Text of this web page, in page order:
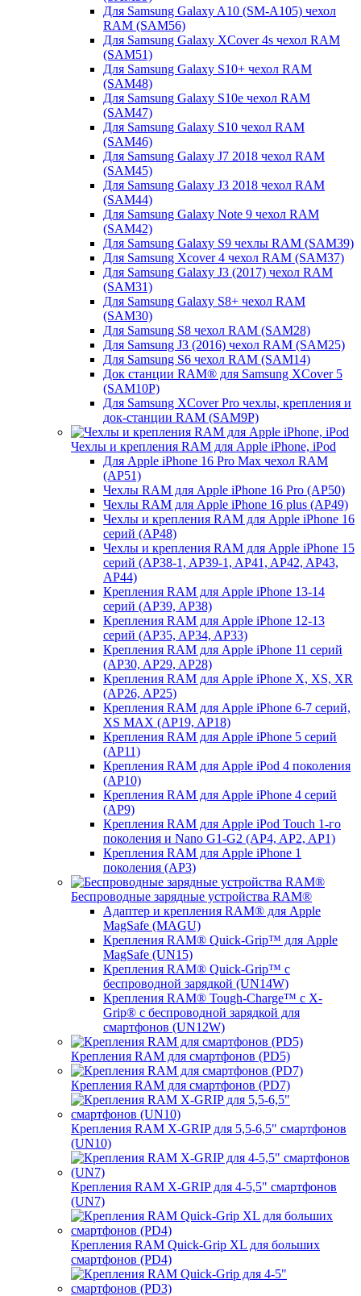
Для Samsung Galaxy A10 (SM-A105) чехол
RAM (SAM56)
Для Samsung Galaxy XCover 4s чехол RAM
(SAM51)
Для Samsung Galaxy S10+ чехол RAM
(SAM48)
Для Samsung Galaxy S10e чехол RAM
(SAM47)
Для Samsung Galaxy S10 чехол RAM
(SAM46)
Для Samsung Galaxy J7 2018 чехол RAM
(SAM45)
Для Samsung Galaxy J3 2018 чехол RAM
(SAM44)
Для Samsung Galaxy Note 9 чехол RAM
(SAM42)
Для Samsung Galaxy S9 чехлы RAM (SAM39)
Для Samsung Xcover 4 чехол RAM (SAM37)
Для Samsung Galaxy J3 (2017) чехол RAM
(SAM31)
Для Samsung Galaxy S8+ чехол RAM
(SAM30)
Для Samsung S8 чехол RAM (SAM28)
Для Samsung J3 (2016) чехол RAM (SAM25)
Для Samsung S6 чехол RAM (SAM14)
Док станции RAM® для Samsung XCover 5
(SAM10P)
Для Samsung XCover Pro чехлы, крепления и
док-станции RAM (SAM9P)
Чехлы и крепления RAM для Apple iPhone, iPod
Для Apple iPhone 16 Pro Max чехол RAM
(AP51)
Чехлы RAM для Apple iPhone 16 Pro (AP50)
Чехлы RAM для Apple iPhone 16 plus (AP49)
Чехлы и крепления RAM для Apple iPhone 16
серий (AP48)
Чехлы и крепления RAM для Apple iPhone 15
серий (AP38-1, AP39-1, AP41, AP42, AP43,
AP44)
Крепления RAM для Apple iPhone 13-14
серий (AP39, AP38)
Крепления RAM для Apple iPhone 12-13
серий (AP35, AP34, AP33)
Крепления RAM для Apple iPhone 11 серий
(AP30, AP29, AP28)
Крепления RAM для Apple iPhone X, XS, XR
(AP26, AP25)
Крепления RAM для Apple iPhone 6-7 серий,
XS MAX (AP19, AP18)
Крепления RAM для Apple iPhone 5 серий
(AP11)
Крепления RAM для Apple iPod 4 поколения
(AP10)
Крепления RAM для Apple iPhone 4 серий
(AP9)
Крепления RAM для Apple iPod Touch 1-го
поколения и Nano G1-G2 (AP4, AP2, AP1)
Крепления RAM для Apple iPhone 1
поколения (AP3)
Беспроводные зарядные устройства RAM®
Адаптер и крепления RAM® для Apple
MagSafe (MAGU)
Крепления RAM® Quick-Grip™ для Apple
MagSafe (UN15)
Крепления RAM® Quick-Grip™ с
беспроводной зарядкой (UN14W)
Крепления RAM® Tough-Charge™ с X-
Grip® с беспроводной зарядкой для
смартфонов (UN12W)
Крепления RAM для смартфонов (PD5)
Крепления RAM для смартфонов (PD7)
Крепления RAM X-GRIP для 5,5-6,5" смартфонов
(UN10)
Крепления RAM X-GRIP для 4-5,5" смартфонов
(UN7)
Крепления RAM Quick-Grip XL для больших
смартфонов (PD4)